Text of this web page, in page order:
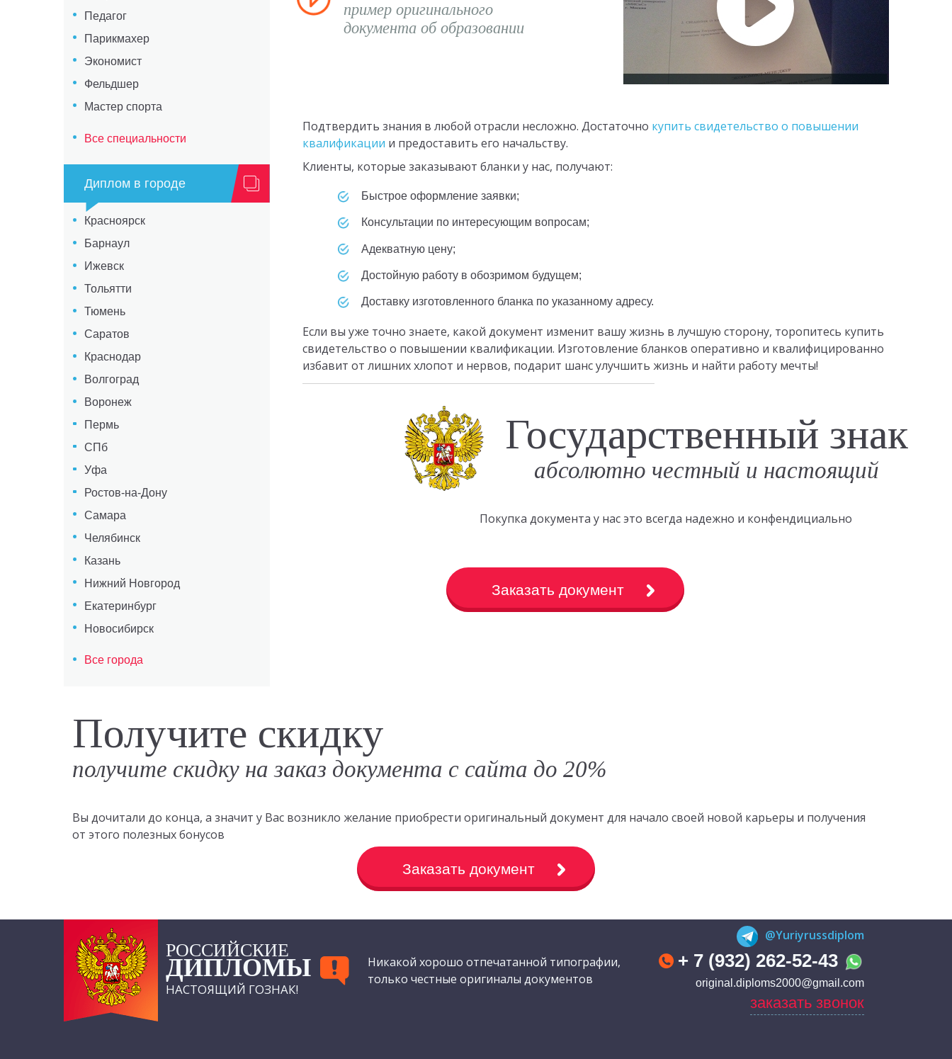
Педагог
Парикмахер
Экономист
Фельдшер
Мастер спорта
Все специальности
Диплом в городе
Красноярск
Барнаул
Ижевск
Тольятти
Тюмень
Саратов
Краснодар
Волгоград
Воронеж
Пермь
СПб
Уфа
Ростов-на-Дону
Самара
Челябинск
Казань
Нижний Новгород
Екатеринбург
Новосибирск
Все города
пример оригинального
документа об образовании
Подтвердить знания в любой отрасли несложно. Достаточно купить свидетельство о повышении
квалификации и предоставить его начальству.
Клиенты, которые заказывают бланки у нас, получают:
быстрое оформление заявки;
консультации по интересующим вопросам;
адекватную цену;
достойную работу в обозримом будущем;
доставку изготовленного бланка по указанному адресу.
Если вы уже точно знаете, какой документ изменит вашу жизнь в лучшую сторону, торопитесь купить
свидетельство о повышении квалификации. Изготовление бланков оперативно и квалифицированно
избавит от лишних хлопот и нервов, подарит шанс улучшить жизнь и найти работу мечты!
Государственный знак
абсолютно честный и настоящий
Покупка документа у нас это всегда надежно и конфендициально
Заказать документ
Получите скидку
получите скидку на заказ документа с сайта до 20%
Вы дочитали до конца, а значит у Вас возникло желание приобрести оригинальный документ для начало своей новой карьеры и получения
от этого полезных бонусов
Заказать документ
РОССИЙСКИЕ
ДИПЛОМЫ
НАСТОЯЩИЙ ГОЗНАК!
Никакой хорошо отпечатанной типографии,
только честные оригиналы документов
@Yuriyrussdiplom
+ 7 (932) 262-52-43
original.diploms2000@gmail.com
заказать звонок